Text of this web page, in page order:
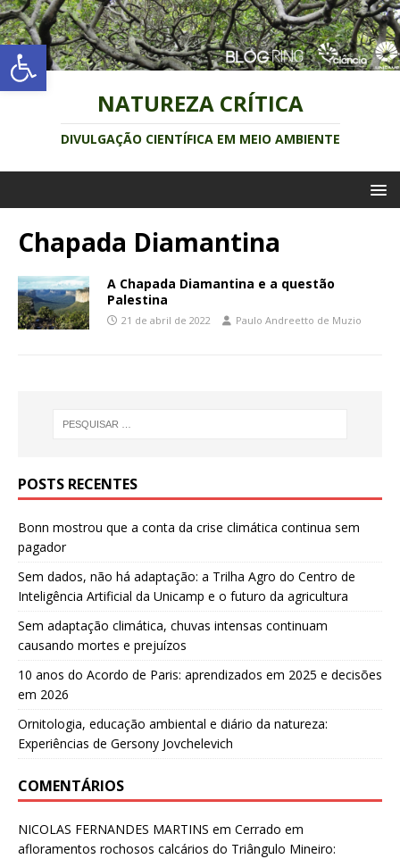
Abrir a barra de ferramentas
NATUREZA CRÍTICA
DIVULGAÇÃO CIENTÍFICA EM MEIO AMBIENTE
Chapada Diamantina
A Chapada Diamantina e a questão
Palestina
21 de abril de 2022 Paulo Andreetto de Muzio
POSTS RECENTES
Bonn mostrou que a conta da crise climática continua sem
pagador
Sem dados, não há adaptação: a Trilha Agro do Centro de
Inteligência Artificial da Unicamp e o futuro da agricultura
Sem adaptação climática, chuvas intensas continuam
causando mortes e prejuízos
10 anos do Acordo de Paris: aprendizados em 2025 e decisões
em 2026
Ornitologia, educação ambiental e diário da natureza:
Experiências de Gersony Jovchelevich
COMENTÁRIOS
NICOLAS FERNANDES MARTINS em Cerrado em
afloramentos rochosos calcários do Triângulo Mineiro: